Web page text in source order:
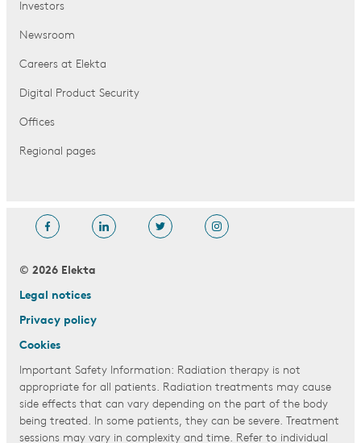
Investors
Newsroom
Careers at Elekta
Digital Product Security
Offices
Regional pages
© 2026 Elekta
Legal notices
Privacy policy
Cookies
Important Safety Information: Radiation therapy is not
appropriate for all patients. Radiation treatments may cause
side effects that can vary depending on the part of the body
being treated. In some patients, they can be severe. Treatment
sessions may vary in complexity and time. Refer to individual